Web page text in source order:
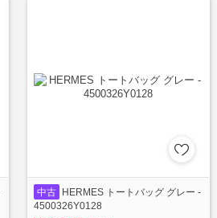
中古
HERMES トートバッグ グレー -
4500326Y0128